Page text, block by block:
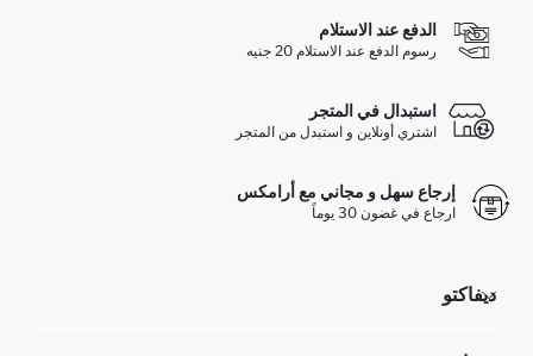
الدفع عند الاستلام
رسوم الدفع عند الاستلام 20 جنيه
استبدال في المتجر
اشتري أونلاين و استبدل من المتجر
إرجاع سهل و مجاني مع أرامكس
ارجاع في غضون 30 يوماً
ديفاكتو